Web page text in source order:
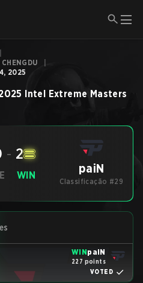
2025
Intel Extreme Masters
- 2
WIN paiN
Classificação #29
WINpaiN
227 points
VOTED